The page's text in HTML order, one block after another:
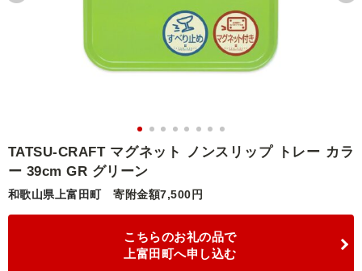
お礼の品をカテゴリや金額で絞り込み
ランキング
特集・おすすめ
TATSU-CRAFT マグネット ノンスリップ トレー カラ
ー 39cm GR グリーン
和歌山県上富田町 寄附金額7,500円
こちらのお礼の品で
上富田町へ申し込む